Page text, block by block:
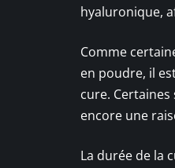
hyaluronique,
Comme
en poudre, il
cure.
encore une
La durée de la